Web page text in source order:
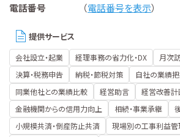
電話番号
（電話番号を表示）
提供サービス
会社設立・起業 経理事務の省力化・DX 月次
決算・税務申告
納税・節税対策 自社の業績
同業他社との業績比較
経営助言
経営改善
金融機関からの信用力向上
相続・事業承継
小規模共済・倒産防止共済
現場別の工事利益管